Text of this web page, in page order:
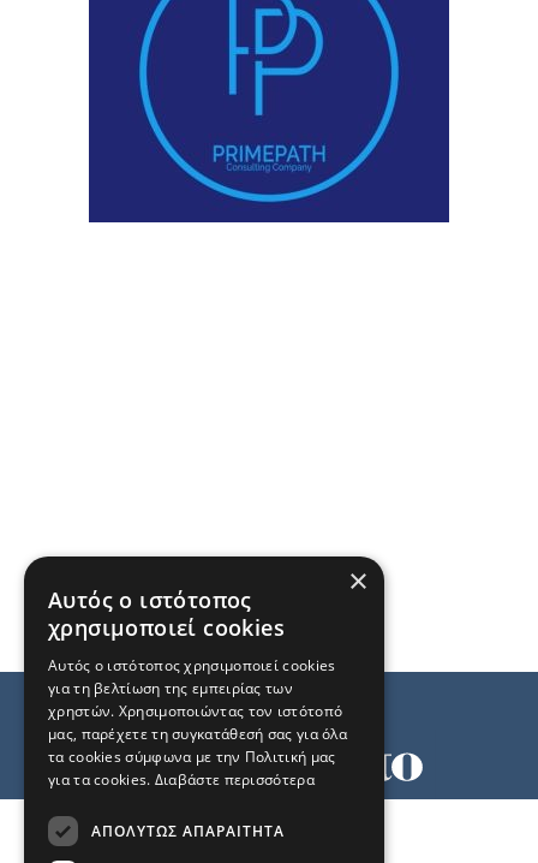
×
Αυτός ο ιστότοπος
χρησιμοποιεί cookies
Αυτός ο ιστότοπος χρησιμοποιεί cookies
για τη βελτίωση της εμπειρίας των
χρηστών. Χρησιμοποιώντας τον ιστότοπό
μας, παρέχετε τη συγκατάθεσή σας για όλα
τα cookies σύμφωνα με την Πολιτική μας
για τα cookies. Διαβάστε περισσότερα
ΑΠΟΛΎΤΩΣ ΑΠΑΡΑΊΤΗΤΑ